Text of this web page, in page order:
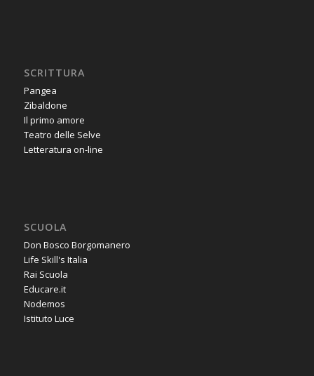
SCRITTURA
Pangea
Zibaldone
Il primo amore
Teatro delle Selve
Letteratura on-line
SCUOLA
Don Bosco Borgomanero
Life Skill's Italia
Rai Scuola
Educare.it
Nodemos
Istituto Luce